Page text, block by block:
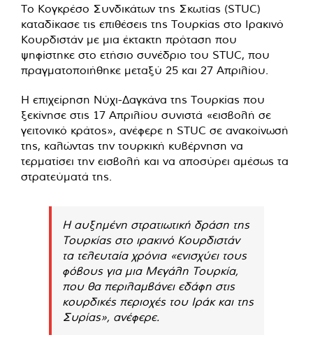
Το Κογκρέσο Συνδικάτων της Σκωτίας (STUC)
καταδίκασε τις επιθέσεις της Τουρκίας στο Ιρακινό
Κουρδιστάν με μια έκτακτη πρόταση που
ψηφίστηκε στο ετήσιο συνέδριο του STUC, που
πραγματοποιήθηκε μεταξύ 25 και 27 Απριλίου.
Η επιχείρηση Νύχι-Δαγκάνα της Τουρκίας που
ξεκίνησε στις 17 Απριλίου συνιστά «εισβολή σε
γειτονικό κράτος», ανέφερε η STUC σε ανακοίνωσή
της, καλώντας την τουρκική κυβέρνηση να
τερματίσει την εισβολή και να αποσύρει αμέσως τα
στρατεύματά της.
Η αυξημένη στρατιωτική δράση της
Τουρκίας στο ιρακινό Κουρδιστάν
τα τελευταία χρόνια «ενισχύει τους
φόβους για μια Μεγάλη Τουρκία,
που θα περιλαμβάνει εδάφη στις
κουρδικές περιοχές του Ιράκ και της
Συρίας», ανέφερε.